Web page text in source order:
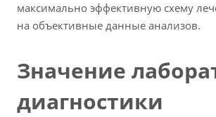
максимально эффективную схему
на объективные данные анализов.
Значение
диагностики